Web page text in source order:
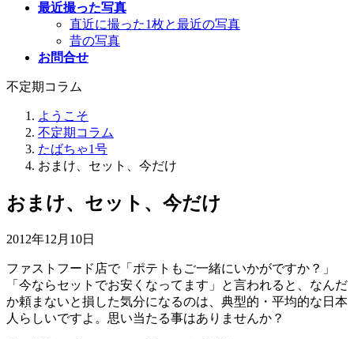
最近撮った写真
直近に撮った1枚と最近の写真
昔の写真
お問合せ
不定期コラム
ようこそ
不定期コラム
たばちゃ1号
おまけ、セット、今だけ
おまけ、セット、今だけ
2012年12月10日
更
新
日
時
ファストフード店で「ポテトもご一緒にいかがですか？」
「今ならセットでお安くなってます」と言われると、なんだ
か頼まないと損した気分になるのは、典型的・平均的な日本
人らしいですよ。思い当たる事はありませんか？